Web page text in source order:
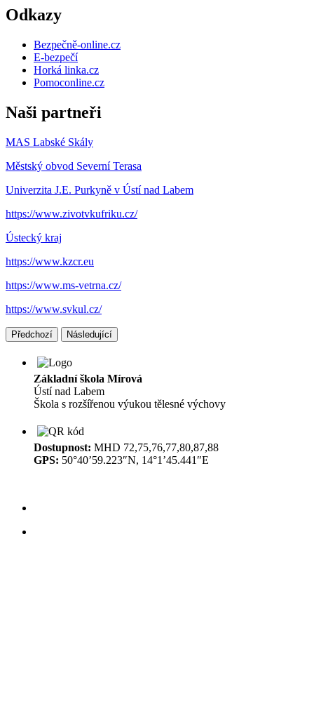
Odkazy
Bezpečně-online.cz
E-bezpečí
Horká linka.cz
Pomoconline.cz
Naši partneři
MAS Labské Skály
Městský obvod Severní Terasa
Univerzita J.E. Purkyně v Ústí nad Labem
https://www.zivotvkufriku.cz/
Ústecký kraj
https://www.kzcr.eu
https://www.ms-vetrna.cz/
https://www.svkul.cz/
Předchozí Následující
Základní škola Mírová
Ústí nad Labem
Škola s rozšířenou výukou tělesné výchovy
Dostupnost: MHD 72,75,76,77,80,87,88
GPS: 50°40’59.223″N, 14°1’45.441″E